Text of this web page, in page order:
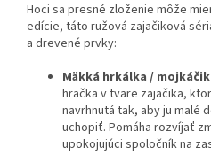
Hoci sa presné zloženie môže
edície, táto ružová zajačiková
a drevené prvky:
Mäkká hrkálka /
hračka v tvare zajačika,
navrhnutá tak, aby ju malé
uchopiť. Pomáha rozvíjať
upokojujúci spoločník na